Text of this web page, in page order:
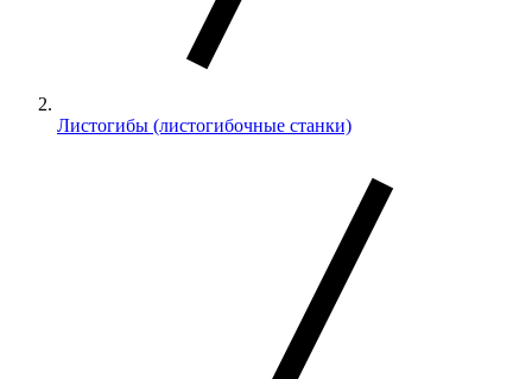
Листогибы (листогибочные станки)